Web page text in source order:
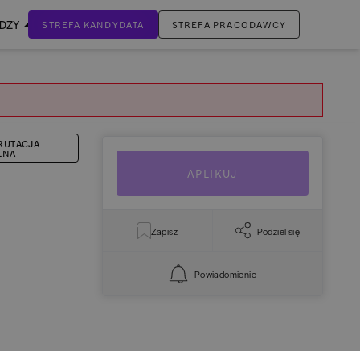
STREFA KANDYDATA STREFA PRACODAWCY
APLIKUJ
Zapisz Podziel się
Powiadomienie